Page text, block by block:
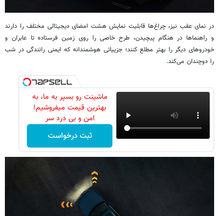
در نمای عقب نیز، چراغ‌ها قابلیت نمایش هشت امضای دیجیتالی مختلف را دارند
و راهنماها در هنگام پیچیدن، طرح خاصی را روی زمین فرستاده تا عابران و
خودروهای دیگر را بهتر مطلع کنند؛ جزییاتی هوشمندانه که ایمنی رانندگی در شب
را دوچندان می‌کند.
ماشینت رو بسپر به ما، به
بهترین قیمت میفروشیم!
امن و بی درد سر
ثبت درخواست